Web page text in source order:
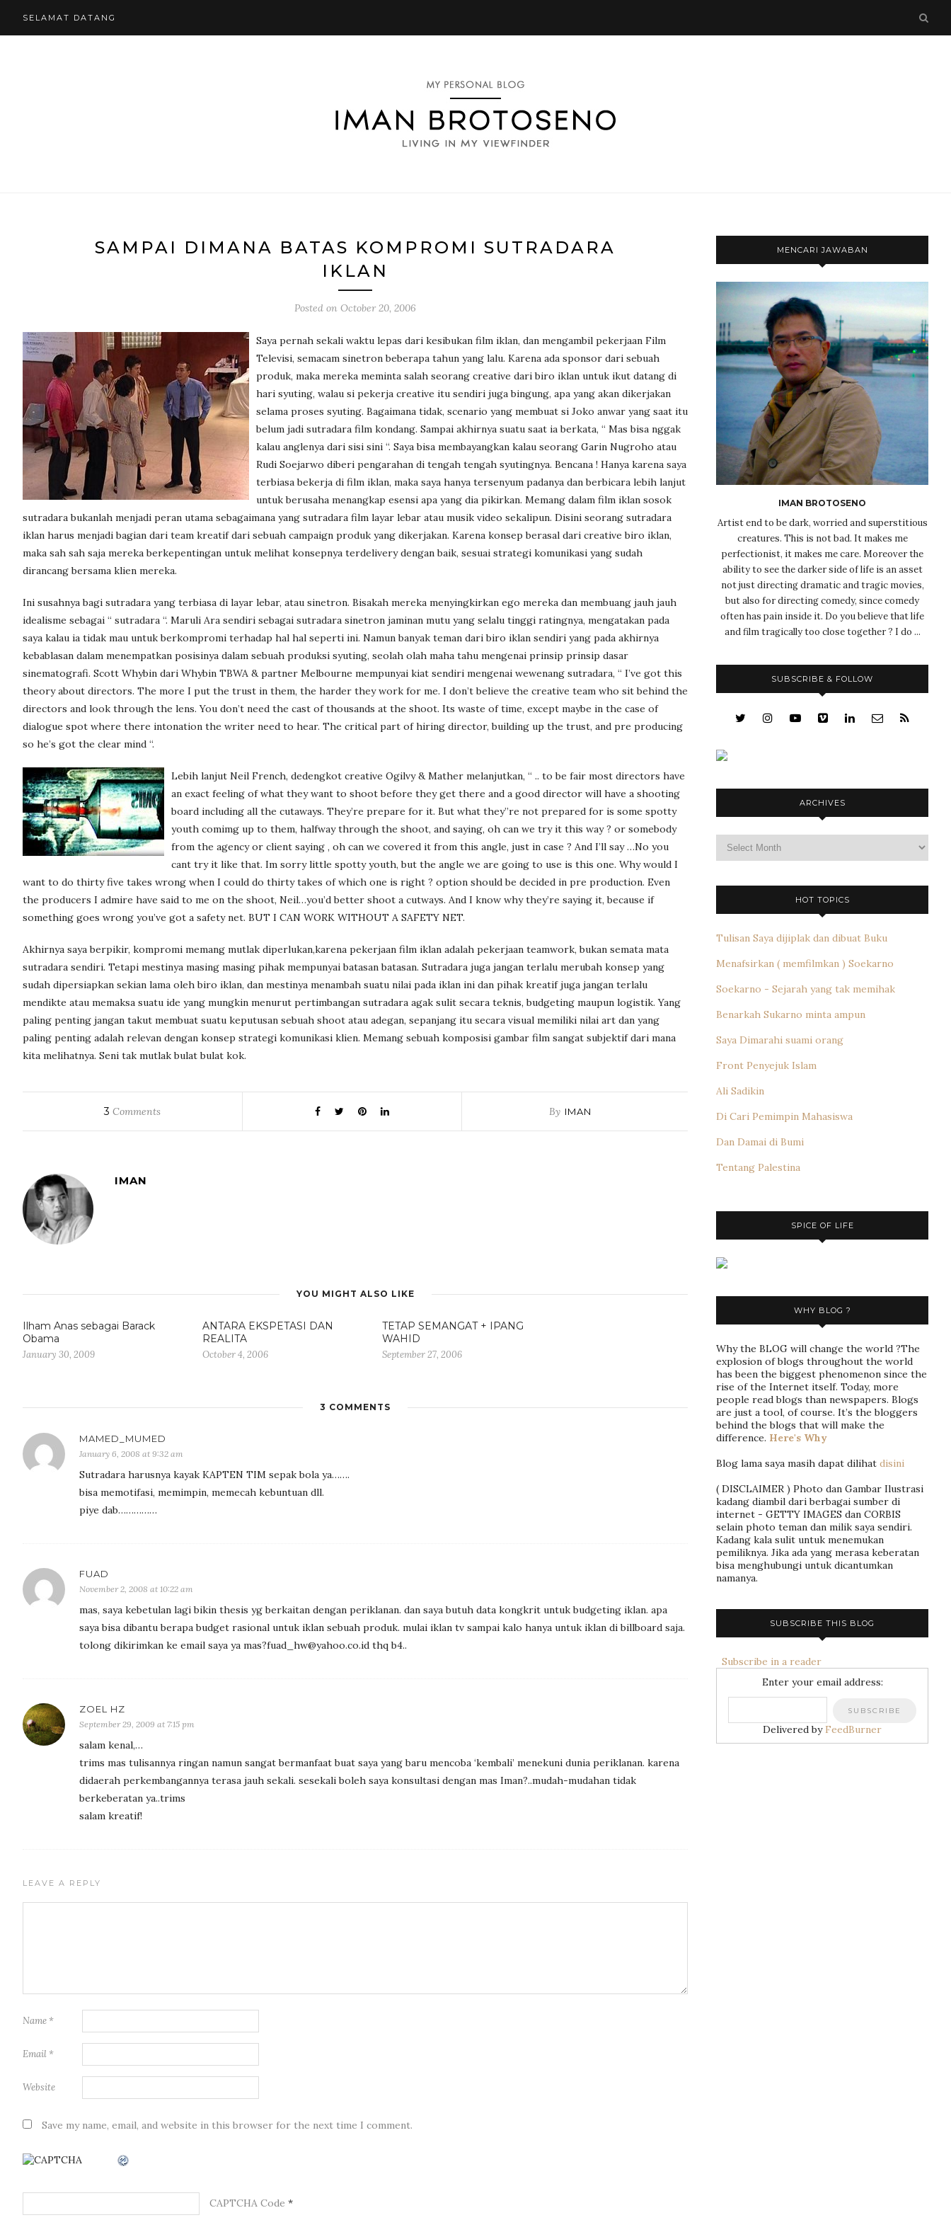
SELAMAT DATANG
SAMPAI DIMANA BATAS KOMPROMI SUTRADARA
IKLAN
Posted on October 20, 2006
Saya pernah sekali waktu lepas dari kesibukan film iklan, dan mengambil pekerjaan Film
Televisi, semacam sinetron beberapa tahun yang lalu. Karena ada sponsor dari sebuah
produk, maka mereka meminta salah seorang creative dari biro iklan untuk ikut datang di
hari syuting, walau si pekerja creative itu sendiri juga bingung, apa yang akan dikerjakan
selama proses syuting. Bagaimana tidak, scenario yang membuat si Joko anwar yang saat itu
belum jadi sutradara film kondang. Sampai akhirnya suatu saat ia berkata, “ Mas bisa nggak
kalau anglenya dari sisi sini “. Saya bisa membayangkan kalau seorang Garin Nugroho atau
Rudi Soejarwo diberi pengarahan di tengah tengah syutingnya. Bencana ! Hanya karena saya
terbiasa bekerja di film iklan, maka saya hanya tersenyum padanya dan berbicara lebih lanjut
untuk berusaha menangkap esensi apa yang dia pikirkan. Memang dalam film iklan sosok
sutradara bukanlah menjadi peran utama sebagaimana yang sutradara film layar lebar atau musik video sekalipun. Disini seorang sutradara
iklan harus menjadi bagian dari team kreatif dari sebuah campaign produk yang dikerjakan. Karena konsep berasal dari creative biro iklan,
maka sah sah saja mereka berkepentingan untuk melihat konsepnya terdelivery dengan baik, sesuai strategi komunikasi yang sudah
dirancang bersama klien mereka.
Ini susahnya bagi sutradara yang terbiasa di layar lebar, atau sinetron. Bisakah mereka menyingkirkan ego mereka dan membuang jauh jauh
idealisme sebagai “ sutradara “. Maruli Ara sendiri sebagai sutradara sinetron jaminan mutu yang selalu tinggi ratingnya, mengatakan pada
saya kalau ia tidak mau untuk berkompromi terhadap hal hal seperti ini. Namun banyak teman dari biro iklan sendiri yang pada akhirnya
kebablasan dalam menempatkan posisinya dalam sebuah produksi syuting, seolah olah maha tahu mengenai prinsip prinsip dasar
sinematografi. Scott Whybin dari Whybin TBWA & partner Melbourne mempunyai kiat sendiri mengenai wewenang sutradara, “ I’ve got this
theoryabout directors. The more I put the trust in them, the harder they work for me. I don’t believe the creative team who sit behind the
directors and look through the lens. You don’t need the cast of thousands at the shoot. Its waste of time, except maybe in the case of
dialogue spot where there intonation the writer need to hear. The critical part of hiring director, building up the trust, and pre producing
so he’s got the clear mind “.
Lebih lanjut Neil French, dedengkot creative Ogilvy & Mather melanjutkan, “ .. to be fair most directors have
an exact feeling of what they want to shoot before they get there and a good director will have a shooting
board including all the cutaways. They’re prepare for it. But what they’’re not prepared for is some spotty
youth comimg up to them, halfway through the shoot, and saying, oh can we try it this way ? or somebody
from the agency or client saying , oh can we covered it from this angle, just in case ? And I’ll say …No you
cant try it like that. Im sorry little spotty youth, but the angle we are going to use is this one. Why would I
want to do thirty five takes wrong when I could do thirty takes of which one is right ? option should be decided in pre production. Even
the producers I admire have said to me on the shoot, Neil…you’d better shoot a cutways. And I know why they’re saying it, because if
something goes wrong you’ve got a safety net. BUT I CAN WORK WITHOUT A SAFETY NET.
Akhirnya saya berpikir, kompromi memang mutlak diperlukan,karena pekerjaan film iklan adalah pekerjaan teamwork, bukan semata mata
sutradara sendiri. Tetapi mestinya masing masing pihak mempunyai batasan batasan. Sutradara juga jangan terlalu merubah konsep yang
sudah dipersiapkan sekian lama oleh biro iklan, dan mestinya menambah suatu nilai pada iklan ini dan pihak kreatif juga jangan terlalu
mendikte atau memaksa suatu ide yang mungkin menurut pertimbangan sutradara agak sulit secara teknis, budgeting maupun logistik. Yang
paling penting jangan takut membuat suatu keputusan sebuah shoot atau adegan, sepanjang itu secara visual memiliki nilai art dan yang
paling penting adalah relevan dengan konsep strategi komunikasi klien. Memang sebuah komposisi gambar film sangat subjektif dari mana
kita melihatnya. Seni tak mutlak bulat bulat kok.
3 Comments By IMAN
IMAN
YOU MIGHT ALSO LIKE
Ilham Anas sebagai Barack
Obama
January 30, 2009
ANTARA EKSPETASI DAN
REALITA
October 4, 2006
TETAP SEMANGAT + IPANG
WAHID
September 27, 2006
3 COMMENTS
MAMED_MUMED
January 6, 2008 at 9:32 am
Sutradara harusnya kayak KAPTEN TIM sepak bola ya…….
bisa memotifasi, memimpin, memecah kebuntuan dll.
piye dab……………
FUAD
November 2, 2008 at 10:22 am
mas, saya kebetulan lagi bikin thesis yg berkaitan dengan periklanan. dan saya butuh data kongkrit untuk budgeting iklan. apa
saya bisa dibantu berapa budget rasional untuk iklan sebuah produk. mulai iklan tv sampai kalo hanya untuk iklan di billboard saja.
tolong dikirimkan ke email saya ya mas?fuad_hw@yahoo.co.id thq b4..
ZOEL HZ
September 29, 2009 at 7:15 pm
salam kenal,…
trims mas tulisannya ringan namun sangat bermanfaat buat saya yang baru mencoba ‘kembali’ menekuni dunia periklanan. karena
didaerah perkembangannya terasa jauh sekali. sesekali boleh saya konsultasi dengan mas Iman?..mudah-mudahan tidak
berkeberatan ya..trims
salam kreatif!
LEAVE A REPLY
Name *
Email *
Website
Save my name, email, and website in this browser for the next time I comment.
CAPTCHA Code *
MENCARI JAWABAN
IMAN BROTOSENO
Artist end to be dark, worried and superstitious
creatures. This is not bad. It makes me
perfectionist, it makes me care. Moreover the
ability to see the darker side of life is an asset
not just directing dramatic and tragic movies,
but also for directing comedy, since comedy
often has pain inside it. Do you believe that life
and film tragically too close together ? I do ...
SUBSCRIBE & FOLLOW
ARCHIVES
HOT TOPICS
Tulisan Saya dijiplak dan dibuat Buku
Menafsirkan ( memfilmkan ) Soekarno
Soekarno - Sejarah yang tak memihak
Benarkah Sukarno minta ampun
Saya Dimarahi suami orang
Front Penyejuk Islam
Ali Sadikin
Di Cari Pemimpin Mahasiswa
Dan Damai di Bumi
Tentang Palestina
SPICE OF LIFE
WHY BLOG ?
Why the BLOG will change the world ?The
explosion of blogs throughout the world
has been the biggest phenomenon since the
rise of the Internet itself. Today, more
people read blogs than newspapers. Blogs
are just a tool, of course. It’s the bloggers
behind the blogs that will make the
difference. Here's Why
Blog lama saya masih dapat dilihat disini
( DISCLAIMER ) Photo dan Gambar Ilustrasi
kadang diambil dari berbagai sumber di
internet - GETTY IMAGES dan CORBIS
selain photo teman dan milik saya sendiri.
Kadang kala sulit untuk menemukan
pemiliknya. Jika ada yang merasa keberatan
bisa menghubungi untuk dicantumkan
namanya.
SUBSCRIBE THIS BLOG
Subscribe in a reader
Enter your email address:
Delivered by FeedBurner